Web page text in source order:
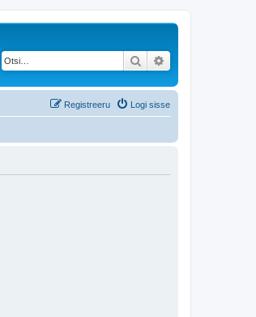
Otsi
Logi sisse
Registreeru